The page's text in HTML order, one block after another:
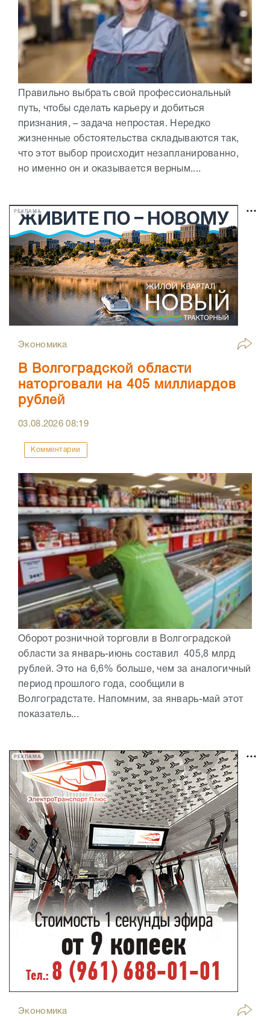
Правильно выбрать свой профессиональный
путь, чтобы сделать карьеру и добиться
признания, – задача непростая. Нередко
жизненные обстоятельства складываются так,
что этот выбор происходит незапланированно,
но именно он и оказывается верным....
РЕКЛАМА
Экономика
В Волгоградской области
наторговали на 405 миллиардов
рублей
03.08.202608:19
Комментарии
Оборот розничной торговли в Волгоградской
области за январь-июнь составил 405,8 млрд
рублей. Это на 6,6% больше, чем за аналогичный
период прошлого года, сообщили в
Волгоградстате. Напомним, за январь-май этот
показатель...
РЕКЛАМА
Экономика